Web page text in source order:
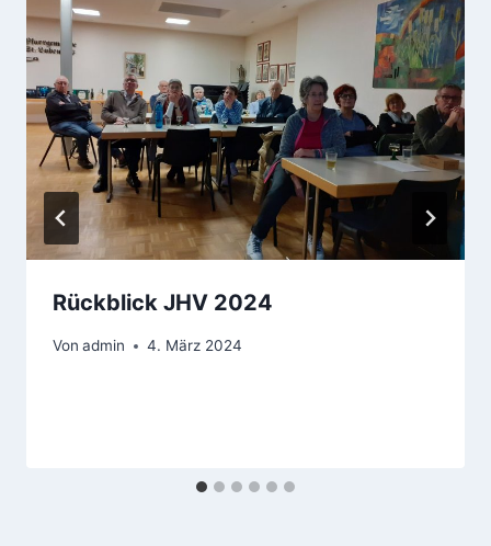
Rückblick JHV 2024
Von admin 4. März 2024